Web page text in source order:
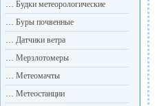
… Будки метеорологические
… Буры почвенные
… Датчики ветра
… Мерзлотомеры
… Метеомачты
… Метеостанции